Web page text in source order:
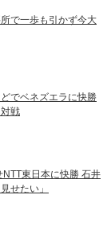
で一歩も引かず今大
でベネズエラに快勝
戦
東日本に快勝 石井
せたい」